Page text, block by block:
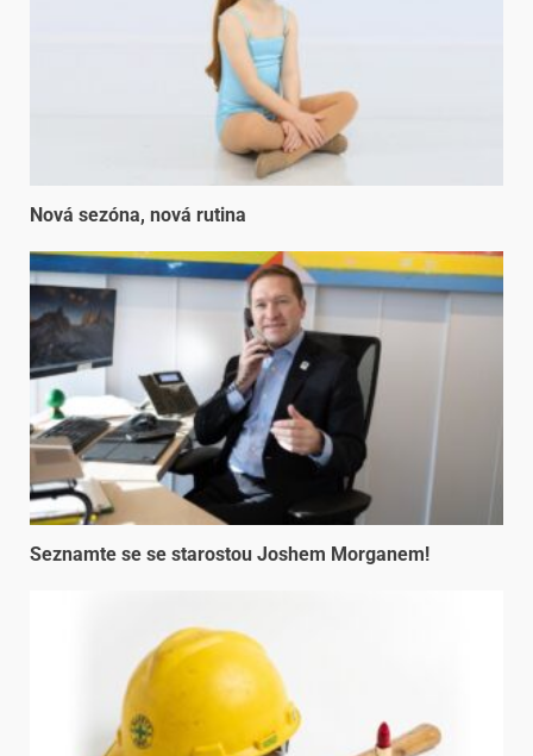
Nová sezóna, nová rutina
Seznamte se se starostou Joshem Morganem!